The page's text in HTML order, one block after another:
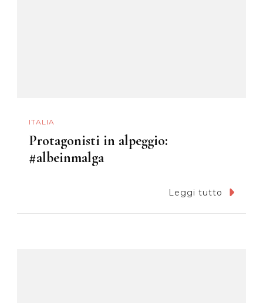
ITALIA
Protagonisti in alpeggio:
#albeinmalga
Leggi tutto